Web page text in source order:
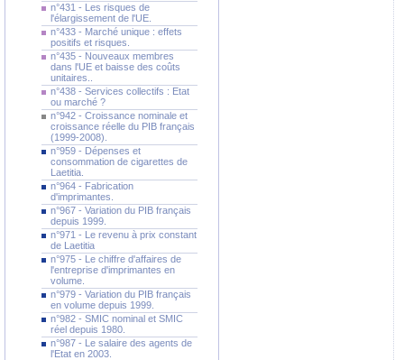
n°431 - Les risques de
l'élargissement de l'UE.
n°433 - Marché unique : effets
positifs et risques.
n°435 - Nouveaux membres
dans l'UE et baisse des coûts
unitaires..
n°438 - Services collectifs : Etat
ou marché ?
n°942 - Croissance nominale et
croissance réelle du PIB français
(1999-2008).
n°959 - Dépenses et
consommation de cigarettes de
Laetitia.
n°964 - Fabrication
d'imprimantes.
n°967 - Variation du PIB français
depuis 1999.
n°971 - Le revenu à prix constant
de Laetitia
n°975 - Le chiffre d'affaires de
l'entreprise d'imprimantes en
volume.
n°979 - Variation du PIB français
en volume depuis 1999.
n°982 - SMIC nominal et SMIC
réel depuis 1980.
n°987 - Le salaire des agents de
l'Etat en 2003.